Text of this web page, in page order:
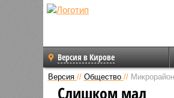
Версия в Кирове
Версия // Общество //
Слишком мал